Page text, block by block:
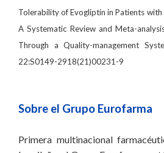
Tolerability of Evogliptin in Patients
A Systematic Review and Meta-
Through a Quality-management
22:S0149-2918(21)00231-9
Sobre el Grupo Eurofarma
Primera multinacional